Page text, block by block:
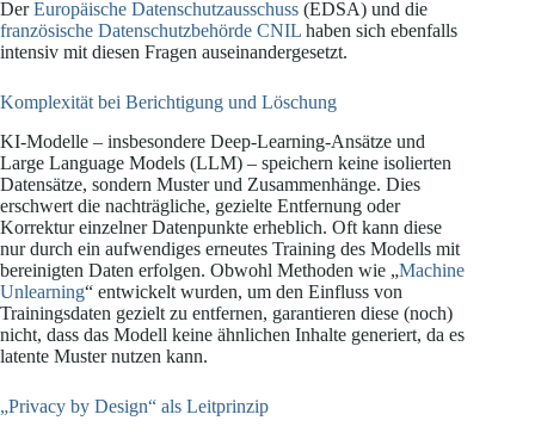
DerEuropäische Datenschutzausschuss (EDSA) und die
französische Datenschutzbehörde CNIL haben sich ebenfalls
intensiv mit diesen Fragen auseinandergesetzt.
Komplexität bei Berichtigung und Löschung
KI-Modelle – insbesondere Deep-Learning-Ansätze und
Large Language Models (LLM) – speichern keine isolierten
Datensätze, sondern Muster und Zusammenhänge. Dies
erschwert die nachträgliche, gezielte Entfernung oder
Korrektur einzelner Datenpunkte erheblich. Oft kann diese
nur durch ein aufwendiges erneutes Training des Modells mit
bereinigten Daten erfolgen. Obwohl Methoden wie „Machine
Unlearning“ entwickelt wurden, um den Einfluss von
Trainingsdaten gezielt zu entfernen, garantieren diese (noch)
nicht, dass das Modell keine ähnlichen Inhalte generiert, da es
latente Muster nutzen kann.
„Privacy by Design“ als Leitprinzip